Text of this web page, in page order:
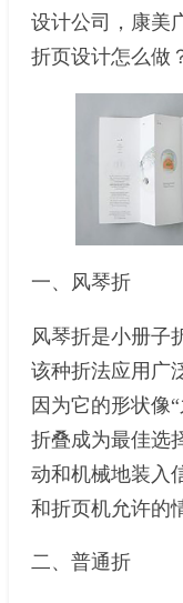
设计公司，康美
折页设计怎么做
一、风琴折
风琴折是小册子
该种折法应用广
因为它的形状像
折叠成为最佳选
动和机械地装入
和折页机允许的
二、普通折